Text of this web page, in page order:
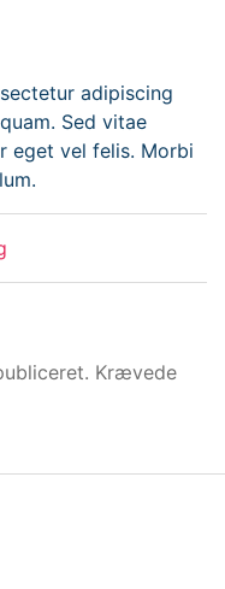
adipiscing
Sed vitae
eget vel felis. Morbi
Krævede